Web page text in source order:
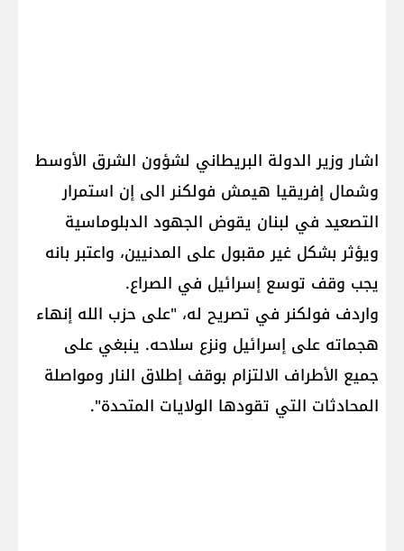
اشار وزير الدولة البريطاني لشؤون الشرق الأوسط
وشمال إفريقيا ​هيمش فولكنر​ الى إن استمرار
التصعيد في لبنان يقوض الجهود الدبلوماسية
ويؤثر بشكل غير مقبول على المدنيين، واعتبر بانه
يجب وقف توسع إسرائيل في الصراع.
واردف فولكنر في تصريح له، "على حزب الله إنهاء
هجماته على إسرائيل ونزع سلاحه. ينبغي على
جميع الأطراف الالتزام بوقف إطلاق النار ومواصلة
المحادثات التي تقودها الولايات المتحدة".